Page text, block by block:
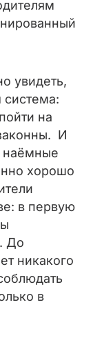
увидеть,
система:
на
И
наёмные
хорошо
в первую
До
никакого
в